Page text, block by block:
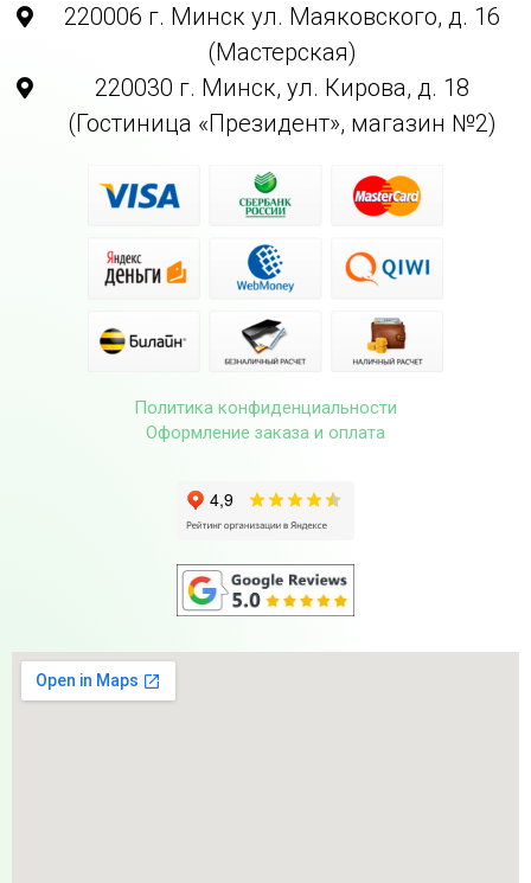
220006 г. Минск ул. Маяковского, д. 16
(Мастерская)
220030 г. Минск, ул. Кирова, д. 18
(Гостиница «Президент», магазин №2)
Политика конфиденциальности
Оформление заказа и оплата